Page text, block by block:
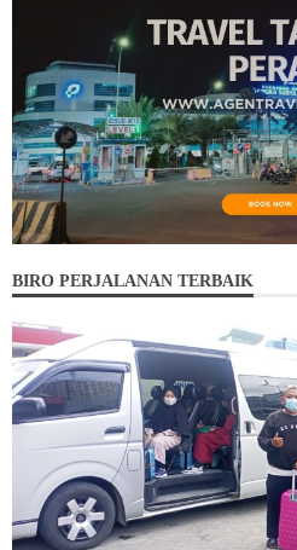
BIRO PERJALANAN TERBAIK